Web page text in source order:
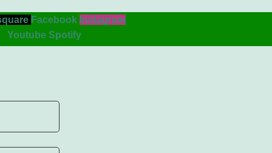
Facebook Instagram
Youtube Spotify